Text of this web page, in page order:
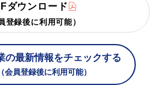
ダウンロード
登録後に利用可能）
の最新情報をチェックする
（会員登録後に利用可能）